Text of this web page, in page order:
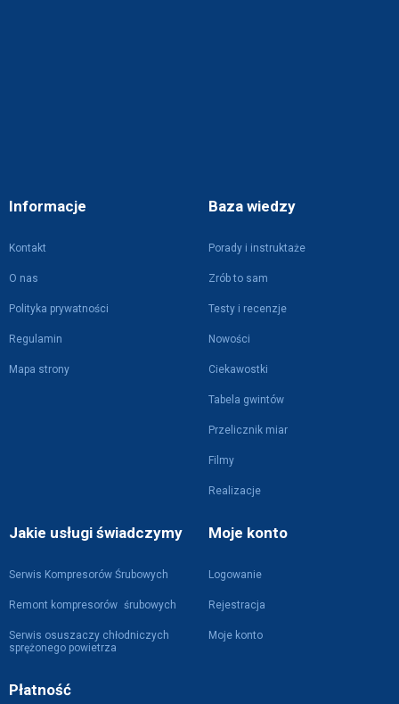
Informacje
Kontakt
O nas
Polityka prywatności
Regulamin
Mapa strony
Baza wiedzy
Porady i instruktaże
Zrób to sam
Testy i recenzje
Nowości
Ciekawostki
Tabela gwintów
Przelicznik miar
Filmy
Realizacje
Jakie usługi świadczymy
Serwis Kompresorów Śrubowych
Remont kompresorów śrubowych
Serwis osuszaczy chłodniczych
sprężonego powietrza
Moje konto
Logowanie
Rejestracja
Moje konto
Płatność